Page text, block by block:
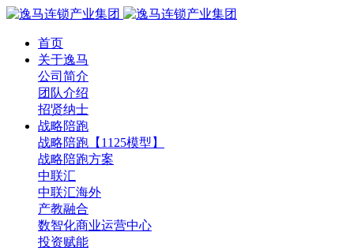
首页
关于逸马
公司简介
团队介绍
招贤纳士
战略陪跑
战略陪跑【1125模型】
战略陪跑方案
中联汇
中联汇海外
产教融合
数智化商业运营中心
投资赋能